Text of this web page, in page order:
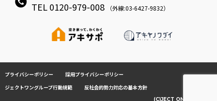
TEL 0120-979-008 （外線:03-6427-9832）
プライバシーポリシー
採用プライバシーポリシー
ジェクトワングループ行動規範
反社会的勢力対応の基本方針
(C)JECT ONE CO.,LTD.